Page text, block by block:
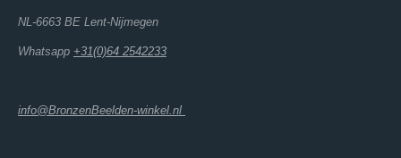
NL-6663 BE Lent-Nijmegen
Whatsapp +31(0)64 2542233
info@BronzenBeelden-winkel.nl